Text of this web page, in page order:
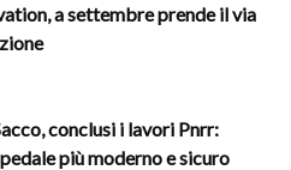
a settembre prende il via
conclusi i lavori Pnrr:
più moderno e sicuro